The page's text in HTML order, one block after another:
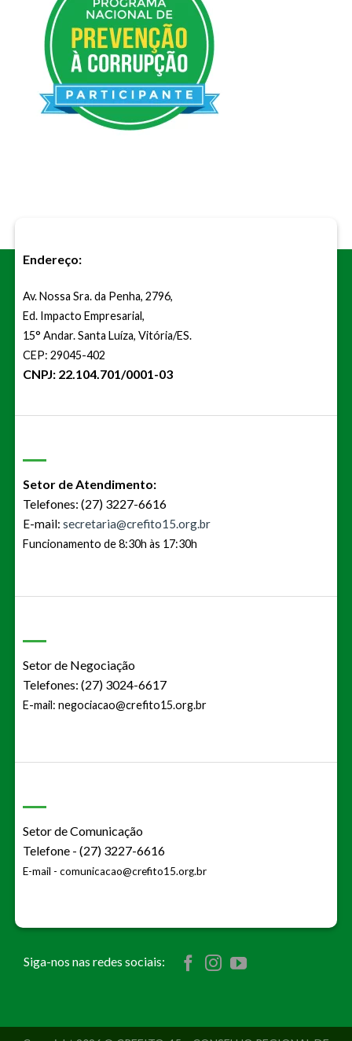
Endereço:
Av. Nossa Sra. da Penha, 2796,
Ed. Impacto Empresarial,
15° Andar. Santa Luíza, Vitória/ES.
CEP: 29045-402
CNPJ: 22.104.701/0001-03
Setor de Atendimento:
Telefones: (27) 3227-6616
E-mail: secretaria@crefito15.org.br
Funcionamento de 8:30h às 17:30h
Setor de Negociação
Telefones: (27) 3024-6617
E-mail: negociacao@crefito15.org.br
Setor de Comunicação
Telefone - (27) 3227-6616
E-mail - comunicacao@crefito15.org.br
Siga-nos nas redes sociais: